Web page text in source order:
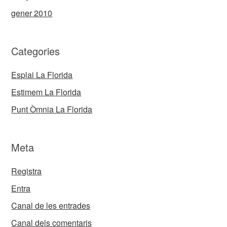
gener 2010
Categories
Esplai La Florida
Estimem La Florida
Punt Òmnia La Florida
Meta
Registra
Entra
Canal de les entrades
Canal dels comentaris